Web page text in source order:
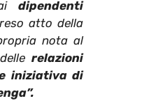
dipendenti
atto della
nota al
relazioni
iniziativa di